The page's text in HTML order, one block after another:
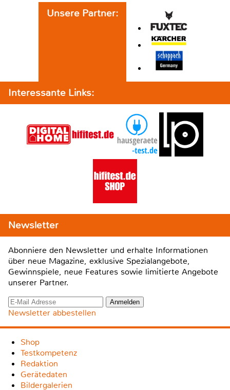
Unsere Partner:
Interessante Links:
Newsletter
Abonniere den Newsletter und erhalte Informationen
über neue Magazine, exklusive Spezialangebote,
Gewinnspiele, neue Features sowie limitierte Angebote
unserer Partner.
Newsletter abbestellen
Shop
Testkompetenz
Redaktion
Gerätedaten
Bildergalerien